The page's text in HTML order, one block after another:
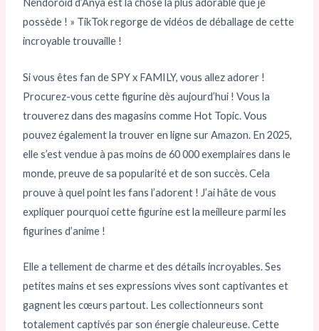
Nendoroid d’Anya est la chose la plus adorable que je
possède ! » TikTok regorge de vidéos de déballage de cette
incroyable trouvaille !
Si vous êtes fan de SPY x FAMILY, vous allez adorer !
Procurez-vous cette figurine dès aujourd’hui ! Vous la
trouverez dans des magasins comme Hot Topic. Vous
pouvez également la trouver en ligne sur Amazon. En 2025,
elle s’est vendue à pas moins de 60 000 exemplaires dans le
monde, preuve de sa popularité et de son succès. Cela
prouve à quel point les fans l’adorent ! J’ai hâte de vous
expliquer pourquoi cette figurine est la meilleure parmi les
figurines d’anime !
Elle a tellement de charme et des détails incroyables. Ses
petites mains et ses expressions vives sont captivantes et
gagnent les cœurs partout. Les collectionneurs sont
totalement captivés par son énergie chaleureuse. Cette